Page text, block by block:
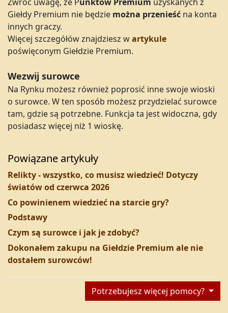
Giełdy Premium nie będzie można przenieść na konta
innych graczy.
Więcej szczegółów znajdziesz wartykule
poświęconym Giełdzie Premium.
Wezwij surowce
Na Rynku możesz również poprosić inne swoje wioski
o surowce. W ten sposób możesz przydzielać surowce
tam, gdzie są potrzebne. Funkcja ta jest widoczna, gdy
posiadasz więcej niż 1 wioskę.
Powiązane artykuły
Relikty - wszystko, co musisz wiedzieć! Dotyczy
światów od czerwca 2026
Co powinienem wiedzieć na starcie gry?
Podstawy
Czym są surowce i jak je zdobyć?
Dokonałem zakupu na Giełdzie Premium ale nie
dostałem surowców!
Potrzebujesz więcej pomocy?